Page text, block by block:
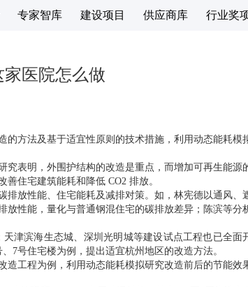
专家智库 建设项目 供应商库 行业奖
医院怎么做
方法及基于适宜性原则的技术措施，利用动态能耗
表明，外围护结构的改造是重点，而增加可再生能
住宅建筑能耗和降低 CO2 排放。
放性能、住宅能耗及减排对策。如，林宪德以通风
性能，量化与普通钢混住宅的碳排放差异；陈滨等
津滨海生态城、深圳光明城等建设试点工程也已全
7号住宅楼为例，提出适宜杭州地区的改造方法。
工程为例，利用动态能耗模拟研究改造前后的节能效